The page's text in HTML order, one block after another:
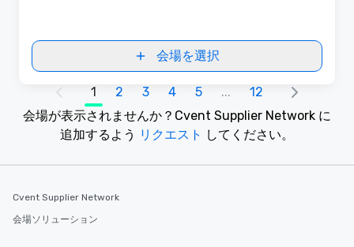
会場を選択
1 2 3 4 5 ...
12
会場が表示されませんか？ Cvent Supplier Network に
追加するよう リクエスト してください。
Cvent Supplier Network
会場ソリューション